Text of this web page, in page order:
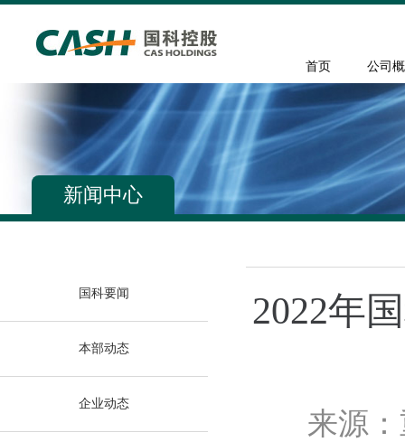
首页 公司
新闻中心
国科要闻
本部动态
企业动态
2022年
来源